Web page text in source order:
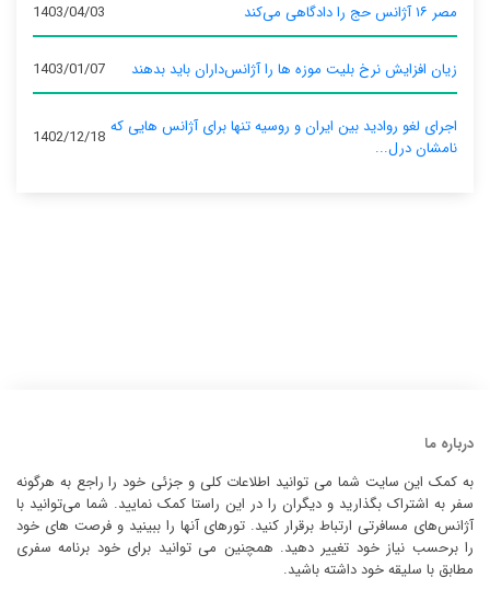
مصر ۱۶ آژانس حج را دادگاهی می‌کند 1403/04/03
زیان افزایش نرخ بلیت موزه ها را آژانس‌داران باید بدهند 1403/01/07
اجرای لغو روادید بین ایران و روسیه تنها برای آژانس‌ هایی که
نامشان درل...
1402/12/18
درباره ما
به کمک این سایت شما می توانید اطلاعات کلی و جزئی خود را راجع به هرگونه
سفر به اشتراک بگذارید و دیگران را در این راستا کمک نمایید. شما می‌توانید با
آژانس‌های مسافرتی ارتباط برقرار کنید. تورهای آنها را ببینید و فرصت های خود
را برحسب نیاز خود تغییر دهید. همچنین می توانید برای خود برنامه سفری
مطابق با سلیقه خود داشته باشید.